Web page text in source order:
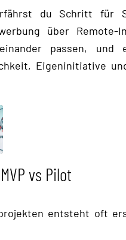
du Schritt für
über Remote-
passen, und
Eigeninitiative
vs Pilot
entsteht oft